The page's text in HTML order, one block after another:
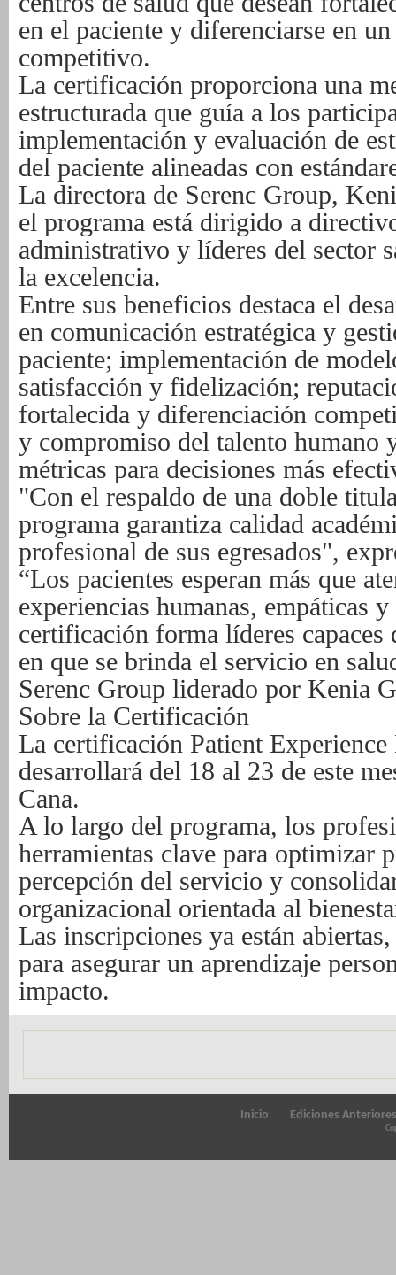
en el paciente y diferenciarse en
competitivo.
La certificación proporciona una
estructurada que guía a los
implementación y evaluación de
del paciente alineadas con
La directora de Serenc Group,
el programa está dirigido a
administrativo y líderes del sector
la excelencia.
Entre sus beneficios destaca el
en comunicación estratégica y
paciente; implementación de
satisfacción y fidelización;
fortalecida y diferenciación
y compromiso del talento humano
métricas para decisiones más
"Con el respaldo de una doble
programa garantiza calidad
profesional de sus egresados",
“Los pacientes esperan más que
experiencias humanas, empáticas
certificación forma líderes capaces
en que se brinda el servicio en
Serenc Group liderado por Kenia
Sobre la Certificación
La certificación Patient
desarrollará del 18 al 23 de este
Cana.
A lo largo del programa, los
herramientas clave para optimizar
percepción del servicio y
organizacional orientada al
Las inscripciones ya están
para asegurar un aprendizaje
impacto.
Inicio Ediciones Anteriores